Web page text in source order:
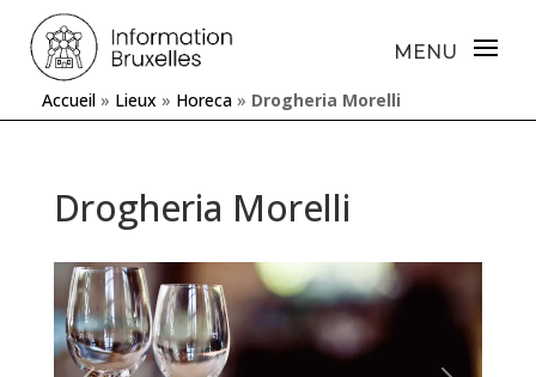
Accueil » Lieux » Horeca » Drogheria Morelli
Drogheria Morelli